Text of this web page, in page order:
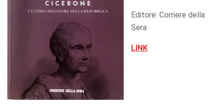
Editore: Corriere della
Sera
LINK